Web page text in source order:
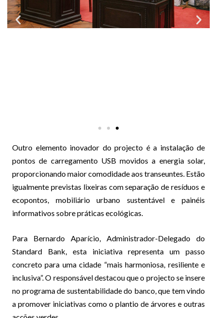
Outro elemento inovador do projecto é a instalação de
pontos de carregamento USB movidos a energia solar,
proporcionando maior comodidade aos transeuntes. Estão
igualmente previstas lixeiras com separação de resíduos e
ecopontos, mobiliário urbano sustentável e painéis
informativos sobre práticas ecológicas.
Para Bernardo Aparício, Administrador-Delegado do
Standard Bank, esta iniciativa representa um passo
concreto para uma cidade “mais harmoniosa, resiliente e
inclusiva”. O responsável destacou que o projecto se insere
no programa de sustentabilidade do banco, que tem vindo
a promover iniciativas como o plantio de árvores e outras